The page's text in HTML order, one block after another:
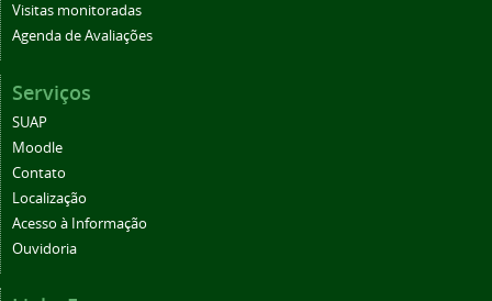
Visitas monitoradas
Agenda de Avaliações
Serviços
SUAP
Moodle
Contato
Localização
Acesso à Informação
Ouvidoria